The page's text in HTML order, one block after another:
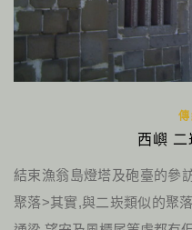
西嶼 二
結束漁翁島燈塔及砲臺的參
聚落>其實,與二崁類似的聚